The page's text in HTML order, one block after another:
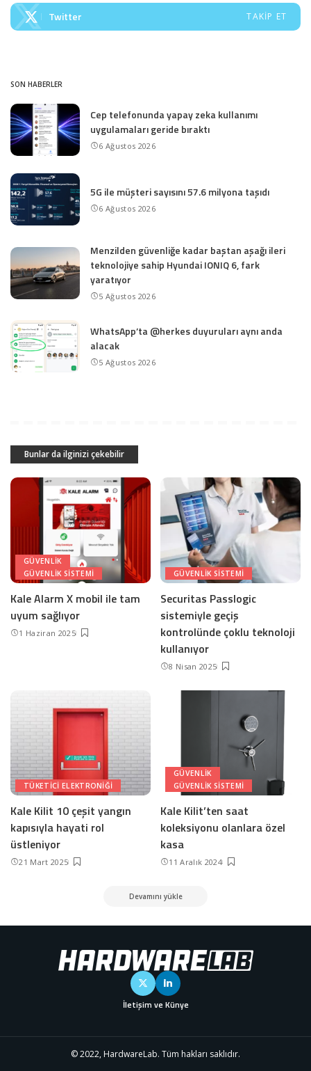
Twitter TAKIP ET
SON HABERLER
Cep telefonunda yapay zeka kullanımı
uygulamaları geride bıraktı
6 Ağustos 2026
5G ile müşteri sayısını 57.6 milyona taşıdı
6 Ağustos 2026
Menzilden güvenliğe kadar baştan aşağı ileri
teknolojiye sahip Hyundai IONIQ 6, fark
yaratıyor
5 Ağustos 2026
WhatsApp’ta @herkes duyuruları aynı anda
alacak
5 Ağustos 2026
Bunlar da ilginizi çekebilir
GÜVENLIK
GÜVENLIK SISTEMI
Kale Alarm X mobil ile tam
uyum sağlıyor
1 Haziran 2025
GÜVENLIK SISTEMI
Securitas Passlogic
sistemiyle geçiş
kontrolünde çoklu teknoloji
kullanıyor
8 Nisan 2025
TÜKETICI ELEKTRONIĞI
Kale Kilit 10 çeşit yangın
kapısıyla hayati rol
üstleniyor
21 Mart 2025
GÜVENLIK
GÜVENLIK SISTEMI
Kale Kilit’ten saat
koleksiyonu olanlara özel
kasa
11 Aralık 2024
Devamını yükle
İletişim ve Künye
© 2022, HardwareLab. Tüm hakları saklıdır.